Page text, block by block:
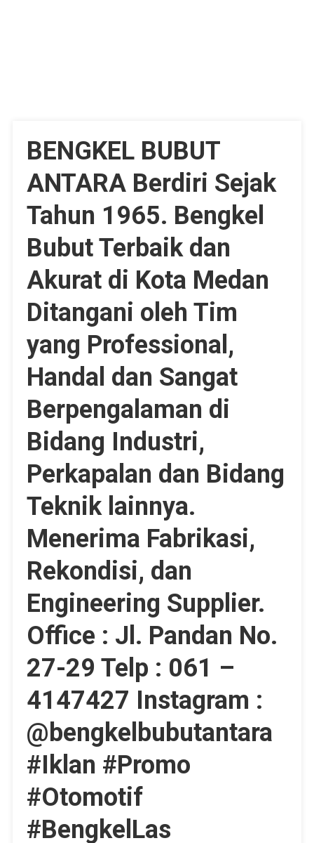
BENGKEL BUBUT
ANTARA Berdiri Sejak
Tahun 1965. Bengkel
Bubut Terbaik dan
Akurat di Kota Medan
Ditangani oleh Tim
yang Professional,
Handal dan Sangat
Berpengalaman di
Bidang Industri,
Perkapalan dan Bidang
Teknik lainnya.
Menerima Fabrikasi,
Rekondisi, dan
Engineering Supplier.
Office : Jl. Pandan No.
27-29 Telp : 061 –
4147427 Instagram :
@bengkelbubutantara
#Iklan #Promo
#Otomotif
#BengkelLas